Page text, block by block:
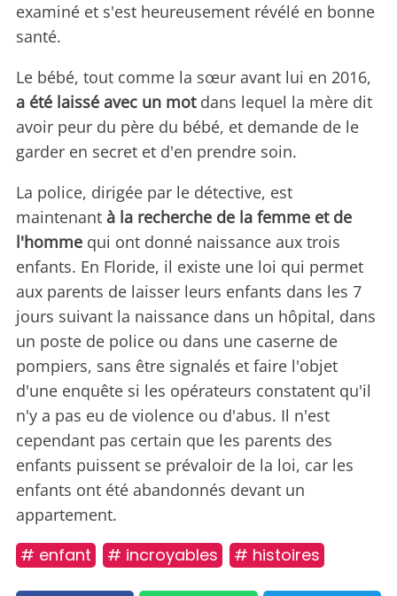
examiné et s'est heureusement révélé en bonne
santé.
Le bébé, tout comme la sœur avant lui en 2016,
a été laissé avec un mot dans lequel la mère dit
avoir peur du père du bébé, et demande de le
garder en secret et d'en prendre soin.
La police, dirigée par le détective, est
maintenant à la recherche de la femme et de
l'homme qui ont donné naissance aux trois
enfants. En Floride, il existe une loi qui permet
aux parents de laisser leurs enfants dans les 7
jours suivant la naissance dans un hôpital, dans
un poste de police ou dans une caserne de
pompiers, sans être signalés et faire l'objet
d'une enquête si les opérateurs constatent qu'il
n'y a pas eu de violence ou d'abus. Il n'est
cependant pas certain que les parents des
enfants puissent se prévaloir de la loi, car les
enfants ont été abandonnés devant un
appartement.
# enfant # incroyables # histoires